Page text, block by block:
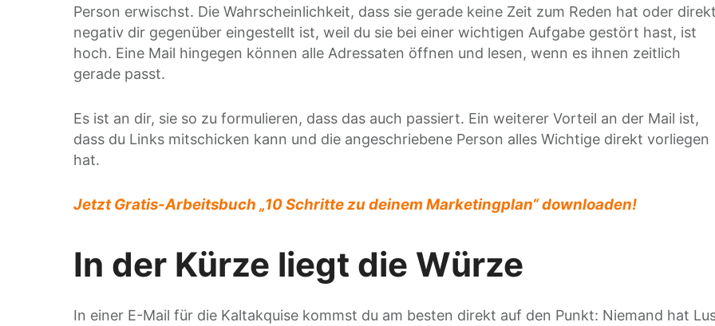
Person erwischst. Die Wahrscheinlichkeit, dass sie gerade keine Zeit zum Reden hat oder
negativ dir gegenüber eingestellt ist, weil du sie bei einer wichtigen Aufgabe gestört hast, ist
hoch. Eine Mail hingegen können alle Adressaten öffnen und lesen, wenn es ihnen zeitlich
gerade passt.
Es ist an dir, sie so zu formulieren, dass das auch passiert. Ein weiterer Vorteil an der Mail ist,
dass du Links mitschicken kann und die angeschriebene Person alles Wichtige direkt vorliegen
hat.
Jetzt Gratis-Arbeitsbuch „10 Schritte zu deinem Marketingplan“ downloaden!
In der Kürze liegt die Würze
In einer E-Mail für die Kaltakquise kommst du am besten direkt auf den Punkt: Niemand hat